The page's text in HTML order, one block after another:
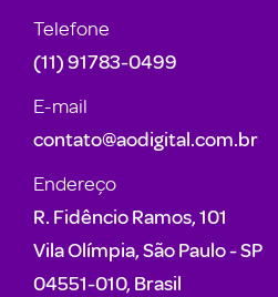
Telefone
(11) 91783-0499
E-mail
contato@aodigital.com.br
Endereço
R. Fidêncio Ramos, 101
Vila Olímpia, São Paulo - SP
04551-010, Brasil